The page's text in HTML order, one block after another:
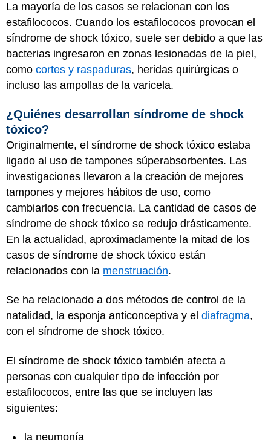
La mayoría de los casos se relacionan con los
estafilococos. Cuando los estafilococos provocan el
síndrome de shock tóxico, suele ser debido a que las
bacterias ingresaron en zonas lesionadas de la piel,
como cortes y raspaduras, heridas quirúrgicas o
incluso las ampollas de la varicela.
¿Quiénes desarrollan síndrome de shock
tóxico?
Originalmente, el síndrome de shock tóxico estaba
ligado al uso de tampones súperabsorbentes. Las
investigaciones llevaron a la creación de mejores
tampones y mejores hábitos de uso, como
cambiarlos con frecuencia. La cantidad de casos de
síndrome de shock tóxico se redujo drásticamente.
En la actualidad, aproximadamente la mitad de los
casos de síndrome de shock tóxico están
relacionados con la menstruación.
Se ha relacionado a dos métodos de control de la
natalidad, la esponja anticonceptiva y el diafragma,
con el síndrome de shock tóxico.
El síndrome de shock tóxico también afecta a
personas con cualquier tipo de infección por
estafilococos, entre las que se incluyen las
siguientes:
la neumonía